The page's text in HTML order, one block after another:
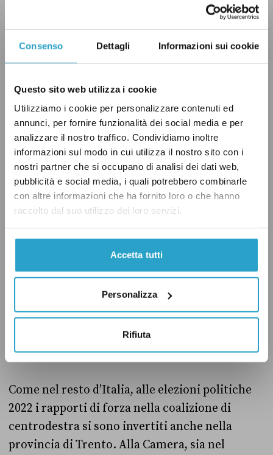
Consenso Dettagli Informazioni sui cookie
Questo sito web utilizza i cookie
Utilizziamo i cookie per personalizzare contenuti ed
annunci, per fornire funzionalità dei social media e per
analizzare il nostro traffico. Condividiamo inoltre
informazioni sul modo in cui utilizza il nostro sito con i
nostri partner che si occupano di analisi dei dati web,
pubblicità e social media, i quali potrebbero combinarle
con altre informazioni che ha fornito loro o che hanno
raccolto dal suo utilizzo dei loro servizi.
Accetta tutti
Personalizza
Rifiuta
che aveva superato il 27 per cento (più di 69
mila preferenze), e dalle liste civiche. Forza
Italia aveva ottenuto meno del 3 per cento
(circa 7 mila preferenze), mentre Fratelli
preferenze). Sul fronte opposto, il PD aveva
raccolto circa il 14 per cento (36 mila
preferenze), mentre il Movimento 5 Stelle poco
più del 7 per cento (18 mila preferenze).
Un anno dopo, alle elezioni europee 2019 la
Legasi è confermataprimo partito nella
provincia autonoma di Trento con quasi il 38
per cento dei voti (95 mila preferenze). Al
secondo posto si è piazzato il Partito
Democratico (25 per cento), mentre al terzo il
Movimento 5 Stelle (9 per cento). In questa
occasione Forza Italia e Fratelli d’Italia
avevano ottenuto entrambe il 5 per cento dei
voti.
Come nel resto d’Italia, alle elezioni politiche
2022 i rapporti di forza nella coalizione di
centrodestra si sono invertiti anche nella
provincia di Trento. Alla Camera, sia nel